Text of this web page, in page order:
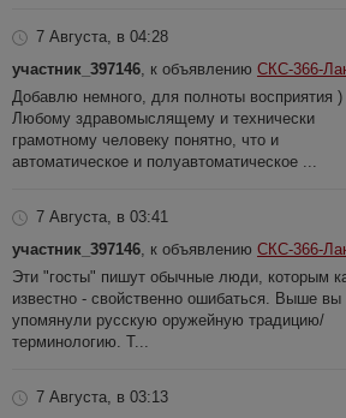
7 Августа, в 04:28
участник_397146 , к объявлению СКС-366-
Добавлю немного, для полноты восприятия )
Любому здравомыслящему и технически
грамотному человеку понятно, что и
автоматическое и полуавтоматическое ...
7 Августа, в 03:41
участник_397146 , к объявлению СКС-366-
Эти "госты" пишут обычные люди, которым
известно - свойственно ошибаться. Выше вы
упомянули русскую оружейную традицию/
терминологию. Т...
7 Августа, в 03:13